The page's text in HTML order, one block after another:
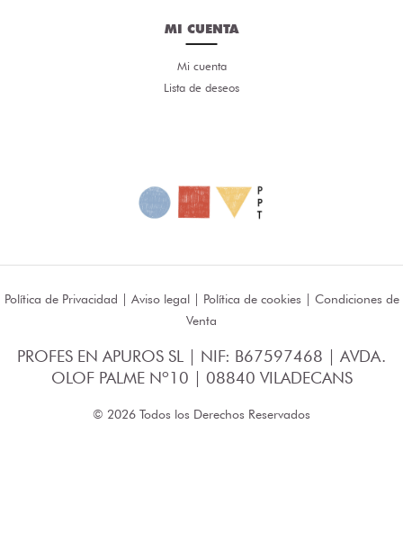
MI CUENTA
Mi cuenta
Lista de deseos
Política de Privacidad | Aviso legal| Política de cookies | Condiciones de
Venta
PROFES EN APUROS SL | NIF: B67597468 | AVDA.
OLOF PALME Nº10 | 08840 VILADECANS
© 2026 Todos los Derechos Reservados